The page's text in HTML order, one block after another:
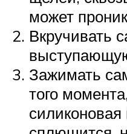
может
Вкручивать
Зажимать
того